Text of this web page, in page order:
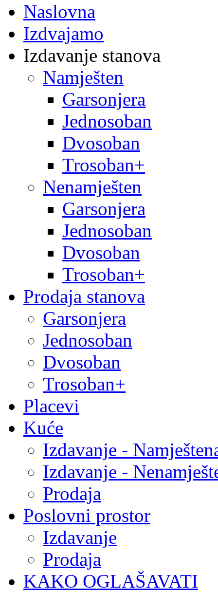
Naslovna
Izdvajamo
Izdavanje stanova
Namješten
Garsonjera
Jednosoban
Dvosoban
Trosoban+
Nenamješten
Garsonjera
Jednosoban
Dvosoban
Trosoban+
Prodaja stanova
Garsonjera
Jednosoban
Dvosoban
Trosoban+
Placevi
Kuće
Izdavanje -
Izdavanje -
Prodaja
Poslovni prostor
Izdavanje
Prodaja
KAKO OGLAŠAVATI